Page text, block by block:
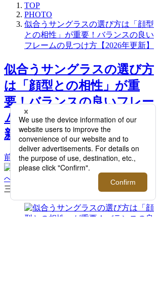
TOP
PHOTO
似合うサングラスの選び方は「顔型
との相性」が重要！バランスの良い
フレームの見つけ方【2026年更新】
似合うサングラスの選び方
は「顔型との相性」が重
要！バランスの良いフレー
ムの見つけ方【2026年更
新】 >>
前へ
へ
三角顔に似合うのはボストンタイプ